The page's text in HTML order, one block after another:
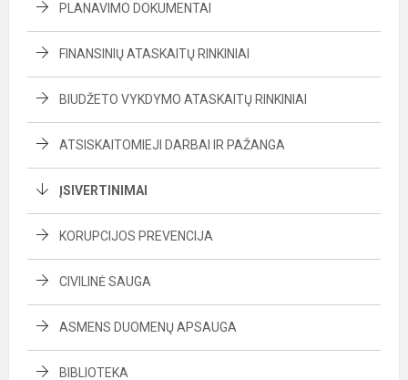
PLANAVIMO DOKUMENTAI
FINANSINIŲ ATASKAITŲ RINKINIAI
BIUDŽETO VYKDYMO ATASKAITŲ RINKINIAI
ATSISKAITOMIEJI DARBAI IR PAŽANGA
ĮSIVERTINIMAI
KORUPCIJOS PREVENCIJA
CIVILINĖ SAUGA
ASMENS DUOMENŲ APSAUGA
BIBLIOTEKA